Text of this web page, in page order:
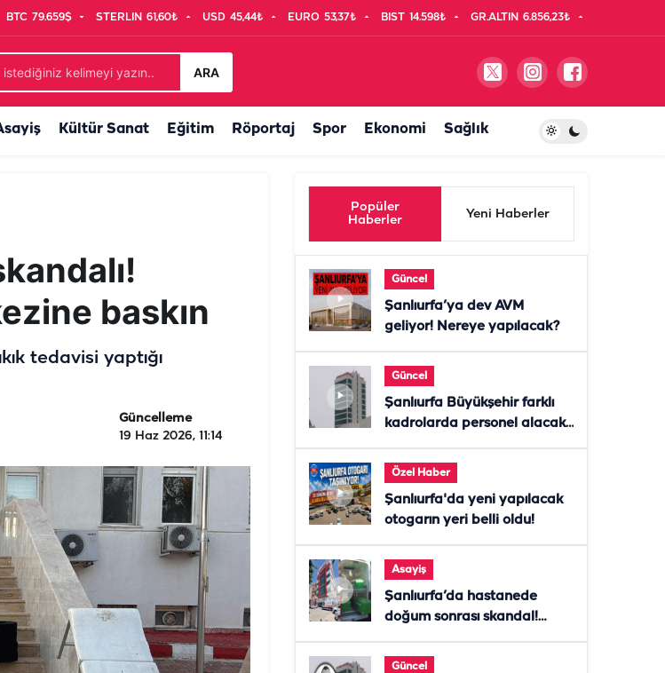
BTC 79.659$ STERLIN 61,60₺ USD 45,44₺ EURO 53,37₺ BIST 14.598₺ GR.ALTIN 6.856,23₺
ARA
Kültür Sanat Eğitim Röportaj Spor Ekonomi Sağlık
baskın
tedavisi yaptığı
Güncelleme
19 Haz 2026, 11:14
Popüler
Haberler
Yeni Haberler
Güncel
Şanlıurfa’ya dev AVM
geliyor! Nereye yapılacak?
Güncel
Şanlıurfa Büyükşehir farklı
kadrolarda personel alacak!
Özel Haber
Şanlıurfa'da yeni yapılacak
otogarın yeri belli oldu!
Asayiş
Şanlıurfa’da hastanede
doğum sonrası skandal!
Güncel